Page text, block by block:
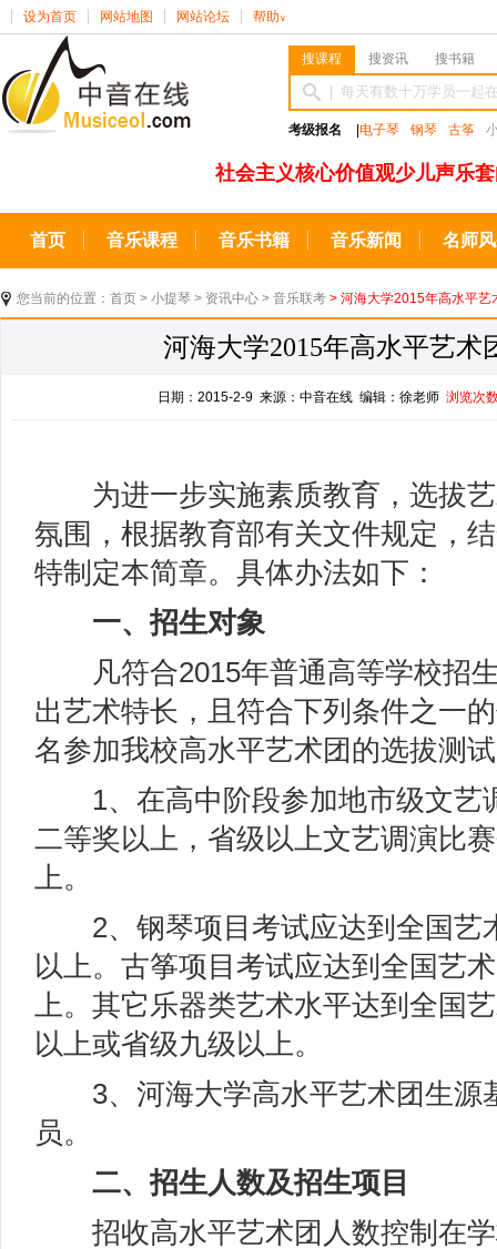
设为首页 网站地图 网站论坛 帮助 ∨
搜课程 搜资讯 搜书籍
考级报名 电子琴 钢琴 古筝
社会主义核心价值观少儿声乐
首页 音乐课程 音乐书籍 音乐新闻 名师
您当前的位置： 首页 > 小提琴 > 资讯中心 > 音乐联考 > 河海大学2015年高水平艺
河海大学2015年高水平艺术
日期：2015-2-9 来源：中音在线 编辑：徐老师 浏览次
为进一步实施素质教育，选拔艺
氛围，根据教育部有关文件规定，
特制定本简章。具体办法如下：
一、招生对象
凡符合2015年普通高等学校招生
出艺术特长，且符合下列条件之一
名参加我校高水平艺术团的选拔测
1、在高中阶段参加地市级文艺
二等奖以上，省级以上文艺调演比
上。
2、钢琴项目考试应达到全国艺
以上。古筝项目考试应达到全国艺
上。其它乐器类艺术水平达到全国
以上或省级九级以上。
3、河海大学高水平艺术团生源
员。
二、招生人数及招生项目
招收高水平艺术团人数控制在学